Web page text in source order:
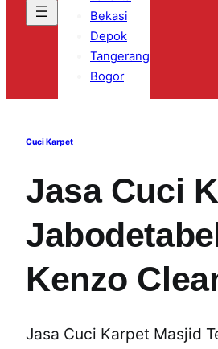
Bekasi
Depok
Tangerang
Bogor
Cuci Karpet
Jasa Cuci
Kenzo
Jasa Cuci Karpet Masjid